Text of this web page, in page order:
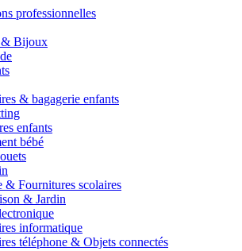
professionnelles
& Bijoux
& bagagerie enfants
enfants
bébé
& Fournitures scolaires
& Jardin
informatique
téléphone & Objets connectés